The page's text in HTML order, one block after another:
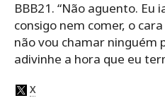
BBB21. “Não aguento. Eu
consigo nem comer, o
não vou chamar ninguém
adivinhe a hora que eu